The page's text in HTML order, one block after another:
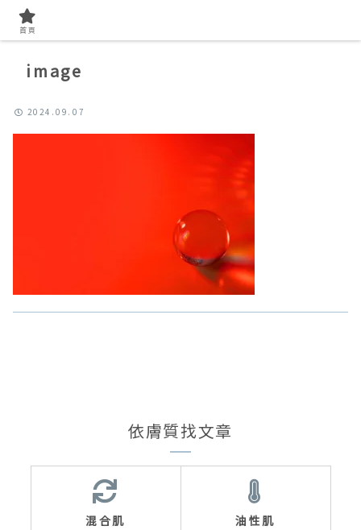
image
2024.09.07
依膚質找文章
混合肌 油性肌
首頁